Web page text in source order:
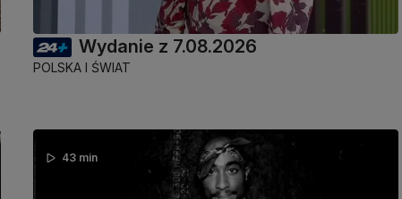
Wydanie z 7.08.2026
POLSKA I ŚWIAT
43 min